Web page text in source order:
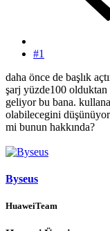
#1
daha önce de başlık
şarj yüzde100 olduktan
geliyor bu bana.
olabilecegini
mi bunun hakkında?
Byseus
HuaweiTeam